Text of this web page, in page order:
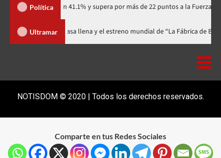
Política
con 41.1% y supera por más de 22 puntos a la Fuerza del Pueblo
Ultramar
celebra 15 años con una gala a casa llena y el estreno mundial de “La
NOTISDOM © 2020 | Todos los derechos reservados.
Comparte en tus Redes Sociales